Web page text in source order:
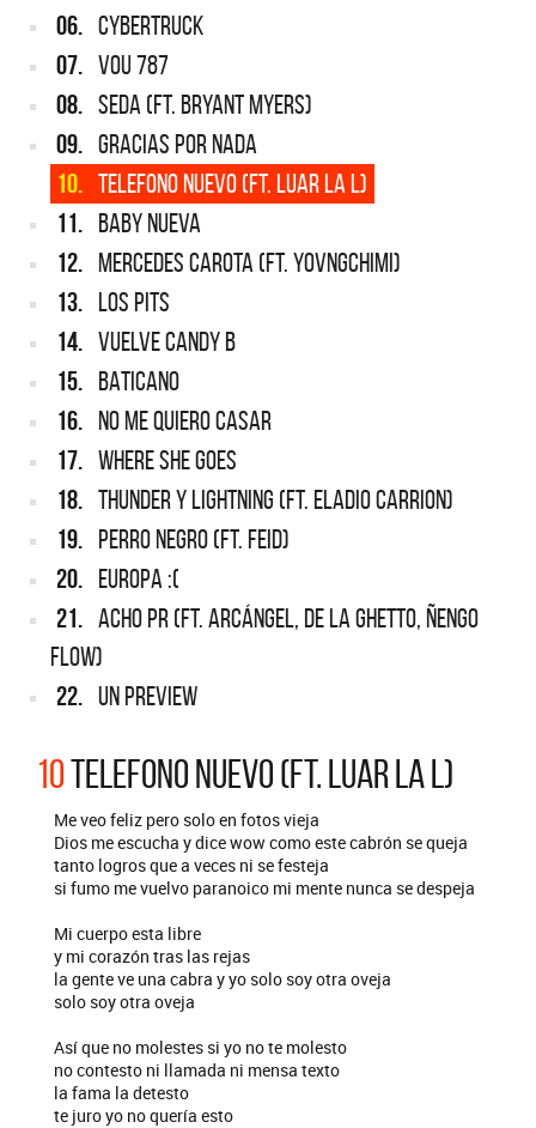
06. CYBERTRUCK
07. VOU 787
08. SEDA (FT. BRYANT MYERS)
09. GRACIAS POR NADA
10. TELEFONO NUEVO (FT. LUAR LA L)
11. BABY NUEVA
12. MERCEDES CAROTA (FT. YOVNGCHIMI)
13. LOS PITS
14. VUELVE CANDY B
15. BATICANO
16. NO ME QUIERO CASAR
17. WHERE SHE GOES
18. THUNDER Y LIGHTNING (FT. ELADIO CARRION)
19. PERRO NEGRO (FT. FEID)
20. EUROPA :(
21. ACHO PR (FT. ARCÁNGEL, DE LA GHETTO, ÑENGO
FLOW)
22. UN PREVIEW
10TELEFONO NUEVO (FT. LUAR LA L)
Me veo feliz pero solo en fotos vieja
Dios me escucha y dice wow como este cabrón se queja
tanto logros que a veces ni se festeja
si fumo me vuelvo paranoico mi mente nunca se despeja
Mi cuerpo esta libre
y mi corazón tras las rejas
la gente ve una cabra y yo solo soy otra oveja
solo soy otra oveja
Así que no molestes si yo no te molesto
no contesto ni llamada ni mensa texto
la fama la detesto
te juro yo no quería esto